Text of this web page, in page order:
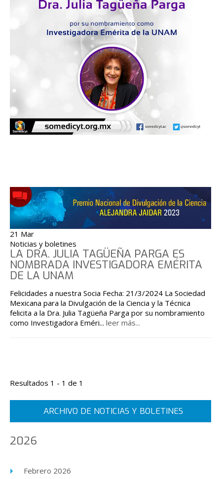
21 Mar
Noticias y boletines
LA DRA. JULIA TAGÜEÑA PARGA ES
NOMBRADA INVESTIGADORA EMÉRITA
DE LA UNAM
Felicidades a nuestra Socia Fecha: 21/3/2024 La Sociedad
Mexicana para la Divulgación de la Ciencia y la Técnica
felicita a la Dra. Julia Tagüeña Parga por su nombramiento
como Investigadora Eméri... leer más...
Resultados 1 - 1 de 1
ARCHIVO DE NOTICIAS Y BOLETINES
2026
Febrero 2026